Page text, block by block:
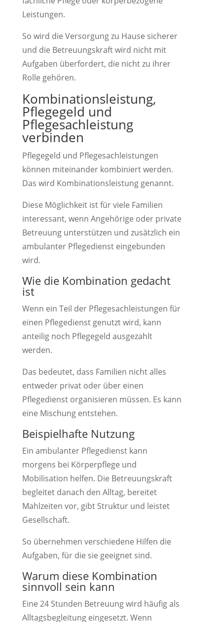
Leistungen.
So wird die Versorgung zu Hause sicherer
und die Betreuungskraft wird nicht mit
Aufgaben überfordert, die nicht zu ihrer
Rolle gehören.
Kombinationsleistung,
Pflegegeld und
Pflegesachleistung
verbinden
Pflegegeld und Pflegesachleistungen
können miteinander kombiniert werden.
Das wird Kombinationsleistung genannt.
Diese Möglichkeit ist für viele Familien
interessant, wenn Angehörige oder private
Betreuung unterstützen und zusätzlich ein
ambulanter Pflegedienst eingebunden
wird.
Wie die Kombination gedacht
ist
Wenn ein Teil der Pflegesachleistungen für
einen Pflegedienst genutzt wird, kann
anteilig noch Pflegegeld ausgezahlt
werden.
Das bedeutet, dass Familien nicht alles
entweder privat oder über einen
Pflegedienst organisieren müssen. Es kann
eine Mischung entstehen.
Beispielhafte Nutzung
Ein ambulanter Pflegedienst kann
morgens bei Körperpflege und
Mobilisation helfen. Die Betreuungskraft
begleitet danach den Alltag, bereitet
Mahlzeiten vor, gibt Struktur und leistet
Gesellschaft.
So übernehmen verschiedene Hilfen die
Aufgaben, für die sie geeignet sind.
Warum diese Kombination
sinnvoll sein kann
Eine 24 Stunden Betreuung wird häufig als
Alltagsbegleitung eingesetzt. Wenn